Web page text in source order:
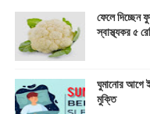
ফেলে দিচ্ছেন
স্বাস্থ্যকর ৫
ঘুমানোর আগে
মুক্তি